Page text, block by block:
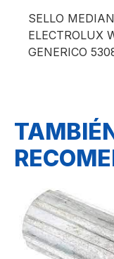
SELLO
ELECTROLUX
GENERICO